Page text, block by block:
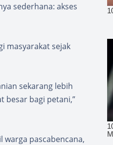
sederhana: akses
masyarakat sejak
sekarang lebih
besar bagi petani,”
pascabencana,